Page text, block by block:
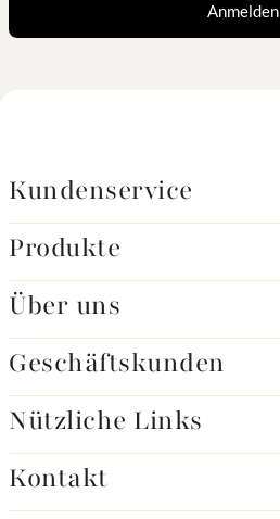
Anmelden
Kundenservice
Produkte
Über uns
Geschäftskunden
Nützliche Links
Kontakt